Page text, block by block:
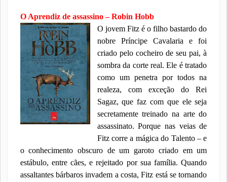
O Aprendiz de assassino – Robin Hobb
O jovem Fitz é o filho bastardo do
nobre Príncipe Cavalaria e foi
criado pelo cocheiro de seu pai, à
sombra da corte real. Ele é tratado
como um penetra por todos na
realeza, com exceção do Rei
Sagaz, que faz com que ele seja
secretamente treinado na arte do
assassinato. Porque nas veias de
Fitz corre a mágica do Talento – e
o conhecimento obscuro de um garoto criado em um
estábulo, entre cães, e rejeitado por sua família. Quando
assaltantes bárbaros invadem a costa, Fitz está se tornando